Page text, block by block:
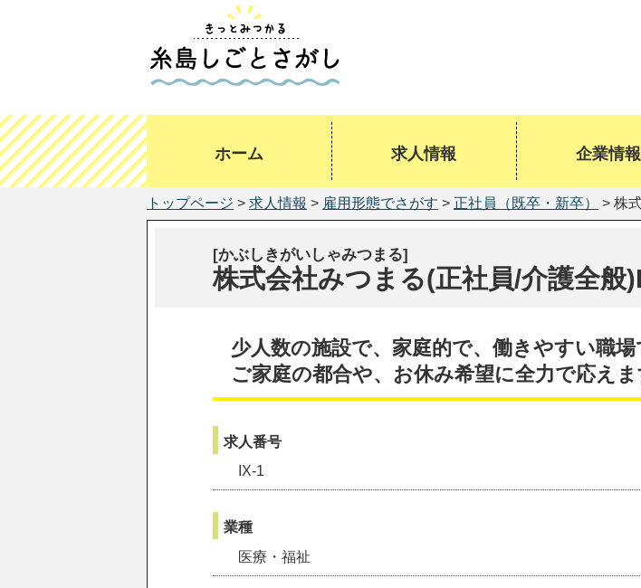
ホーム 求人情報 企業情報
トップページ > 求人情報 > 雇用形態でさがす > 正社員（既卒・新卒） > 株
株式会社みつまる(正社員/介護全般
[かぶしきがいしゃみつまる]
少人数の施設で、家庭的で、働きやすい職場
ご家庭の都合や、お休み希望に全力で応えま
求人番号
IX-1
業種
医療・福祉